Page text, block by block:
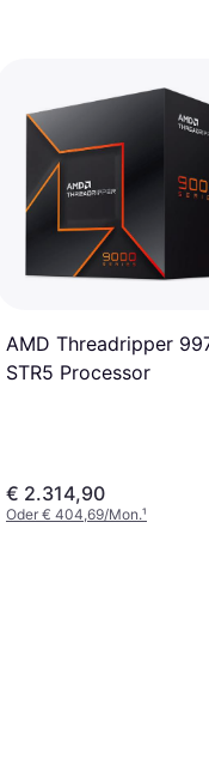
AMD Threadripper
STR5 Processor
€ 2.314,90
Oder € 404,69/Mon.¹